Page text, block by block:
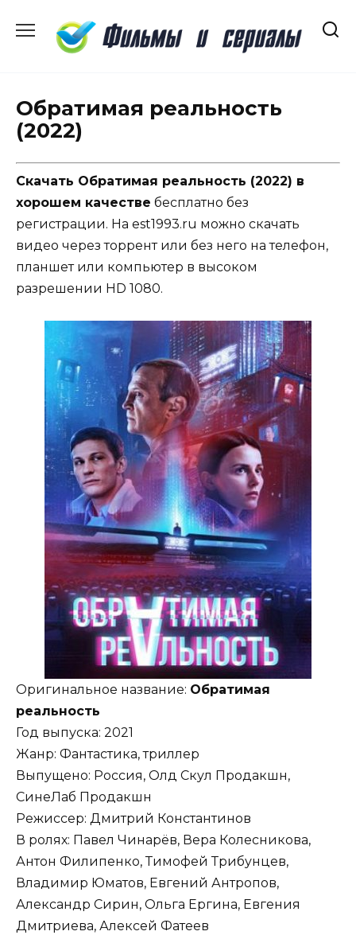
содержанию
Обратимая реальность
(2022)
Скачать Обратимая реальность (2022) в
хорошем качестве бесплатно без
регистрации. На est1993.ru можно скачать
видео через торрент или без него на телефон,
планшет или компьютер в высоком
разрешении HD 1080.
Оригинальное название: Обратимая
реальность
Год выпуска: 2021
Жанр: Фантастика, триллер
Выпущено: Россия, Олд Скул Продакшн,
СинеЛаб Продакшн
Режиссер: Дмитрий Константинов
В ролях: Павел Чинарёв, Вера Колесникова,
Антон Филипенко, Тимофей Трибунцев,
Владимир Юматов, Евгений Антропов,
Александр Сирин, Ольга Ергина, Евгения
Дмитриева, Алексей Фатеев